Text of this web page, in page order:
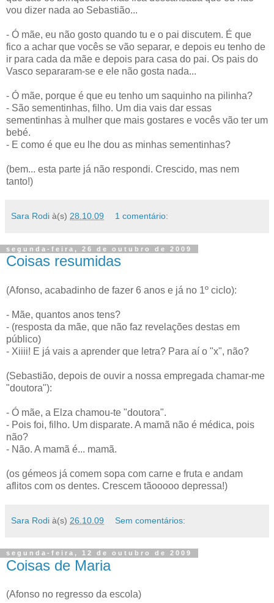
vou dizer nada ao Sebastião...
- Ó mãe, eu não gosto quando tu e o pai discutem. É que
fico a achar que vocês se vão separar, e depois eu tenho de
ir para cada da mãe e depois para casa do pai. Os pais do
Vasco separaram-se e ele não gosta nada...
- Ó mãe, porque é que eu tenho um saquinho na pilinha?
- São sementinhas, filho. Um dia vais dar essas
sementinhas à mulher que mais gostares e vocês vão ter um
bebé.
- E como é que eu lhe dou as minhas sementinhas?
(bem... esta parte já não respondi. Crescido, mas nem
tanto!)
Sara Rodi à(s) 28.10.09 1 comentário:
segunda-feira, 26 de outubro de 2009
Coisas resumidas
(Afonso, acabadinho de fazer 6 anos e já no 1º ciclo):
- Mãe, quantos anos tens?
- (resposta da mãe, que não faz revelações destas em
público)
- Xiiii! E já vais a aprender que letra? Para aí o "x", não?
(Sebastião, depois de ouvir a nossa empregada chamar-me
"doutora"):
- Ó mãe, a Elza chamou-te "doutora".
- Pois foi, filho. Um disparate. A mamã não é médica, pois
não?
- Não. A mamã é... mamã.
(os gémeos já comem sopa com carne e fruta e andam
aflitos com os dentes. Crescem tãooooo depressa!)
Sara Rodi à(s) 26.10.09 Sem comentários:
segunda-feira, 12 de outubro de 2009
Coisas de Maria
(Afonso no regresso da escola)